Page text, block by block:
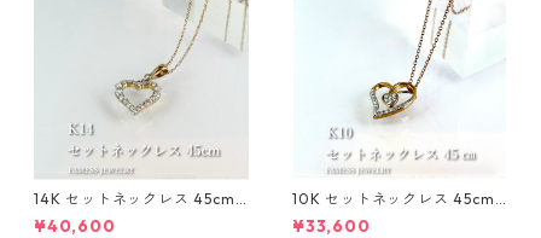
14K セットネックレス 45cm 1
mm
¥40,600
10K セットネックレス 45cm 1
mm
¥33,600